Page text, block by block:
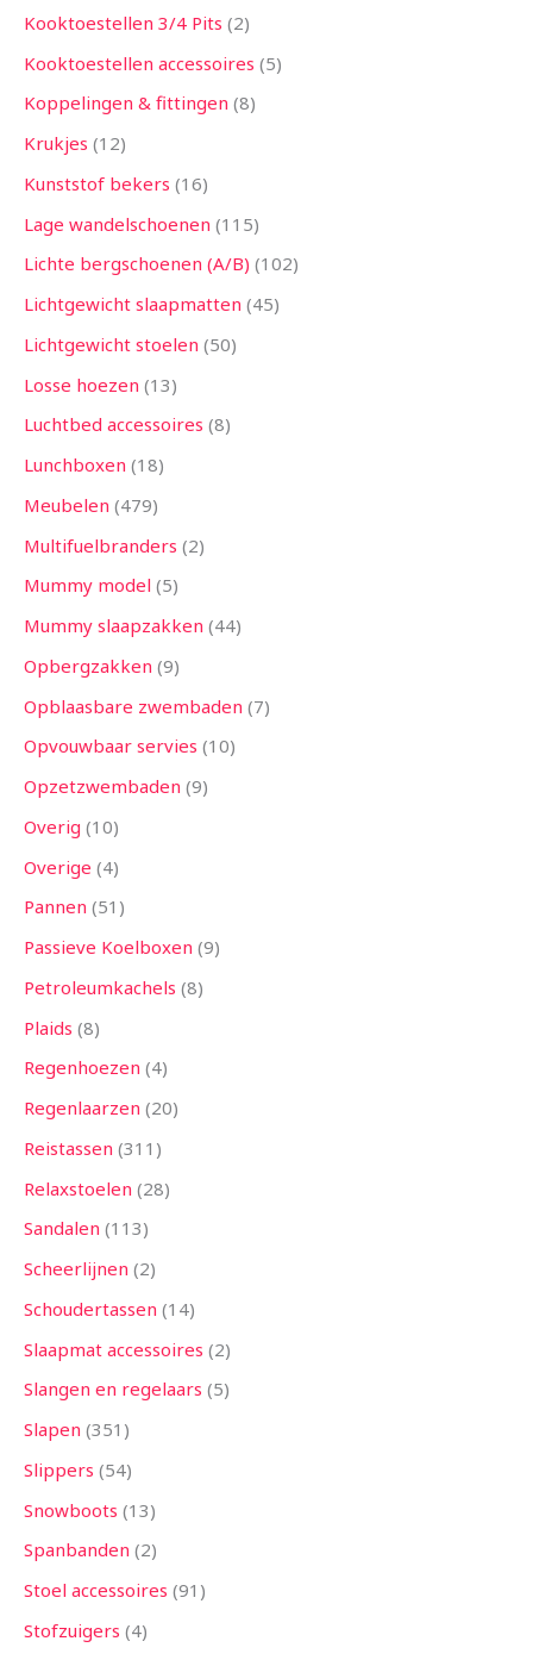
Kooktoestellen 3/4 Pits 2
Kooktoestellen accessoires 5
Koppelingen & fittingen 8
Krukjes 12
Kunststof bekers 16
Lage wandelschoenen 115
Lichte bergschoenen (A/B) 102
Lichtgewicht slaapmatten 45
Lichtgewicht stoelen 50
Losse hoezen 13
Luchtbed accessoires 8
Lunchboxen 18
Meubelen 479
Multifuelbranders 2
Mummy model 5
Mummy slaapzakken 44
Opbergzakken 9
Opblaasbare zwembaden 7
Opvouwbaar servies 10
Opzetzwembaden 9
Overig 10
Overige 4
Pannen 51
Passieve Koelboxen 9
Petroleumkachels 8
Plaids 8
Regenhoezen 4
Regenlaarzen 20
Reistassen 311
Relaxstoelen 28
Sandalen 113
Scheerlijnen 2
Schoudertassen 14
Slaapmat accessoires 2
Slangen en regelaars 5
Slapen 351
Slippers 54
Snowboots 13
Spanbanden 2
Stoel accessoires 91
Stofzuigers 4